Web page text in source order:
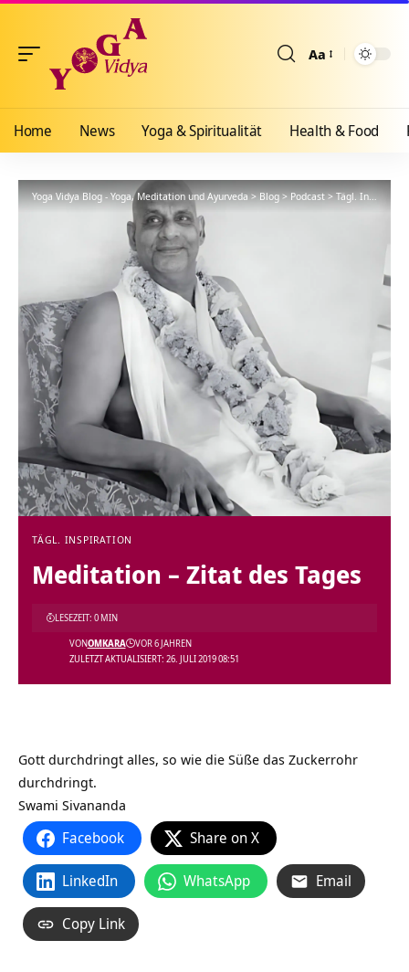
Aa
Home News Yoga & Spiritualität Health & Food
Yoga Vidya Blog - Yoga, Meditation und Ayurveda>Blog>Podcast>Tägl. Inspiration
TÄGL. INSPIRATION
Meditation – Zitat des Tages
ZULETZT AKTUALISIERT: 26. JULI 2019 08:51
VONOMKARA VOR 6 JAHREN
LESEZEIT: 0 MIN
Gott durchdringt alles, so wie die Süße das Zuckerrohr
durchdringt.
Swami Sivananda
Facebook Share on X
LinkedIn WhatsApp Email
Copy Link